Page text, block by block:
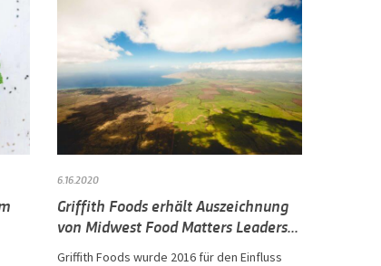
6.16.2020
Griffith Foods erhält Auszeichnung
von Midwest Food Matters Leaders...
Griffith Foods wurde 2016 für den Einfluss